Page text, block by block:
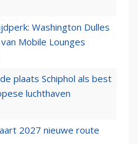
Washington Dulles
Mobile Lounges
plaats Schiphol als best
luchthaven
2027 nieuwe route